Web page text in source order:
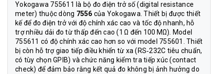
Yokogawa 755611 là bộ đo điện trở số (digital resistance
meter) thuộc dòng 7556 của Yokogawa. Thiết bị được thiết
kế để đo điện trở với độ chính xác cao và tốc độ nhanh, hỗ
trợ nhiều dải đo từ thấp đến cao (1 Ω đến 100 MΩ). Model
755611 có độ chính xác cao hơn so với model 755601. Thiết
bị còn hỗ trợ giao tiếp điều khiển từ xa (RS‑232C tiêu chuẩn,
có tùy chọn GPIB) và chức năng kiểm tra tiếp xúc (contact
check) để đảm bảo rằng kết quả đo không bị ảnh hưởng do